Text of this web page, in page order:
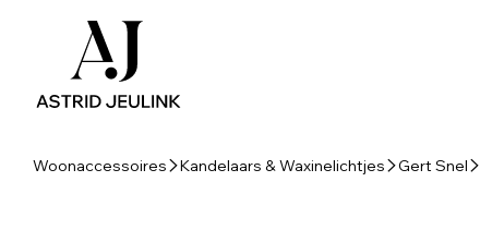
Woonaccessoires Kandelaars & Waxinelichtjes Gert Snel